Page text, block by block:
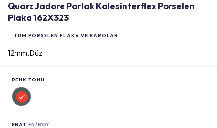
Quarz Jadore Parlak Kalesinterflex Porselen
Plaka 162X323
TÜM PORSELEN PLAKA VE KAROLAR
12mm,Düz
RENK TONU
EBAT EN/BOY